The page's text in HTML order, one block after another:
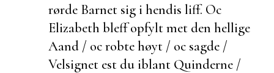
rørde Barnet sig i hendis liff. Oc
Elizabeth bleff opfylt met den hellige
Aand / oc robte høyt / oc sagde /
Velsignet est du iblant Quinderne /